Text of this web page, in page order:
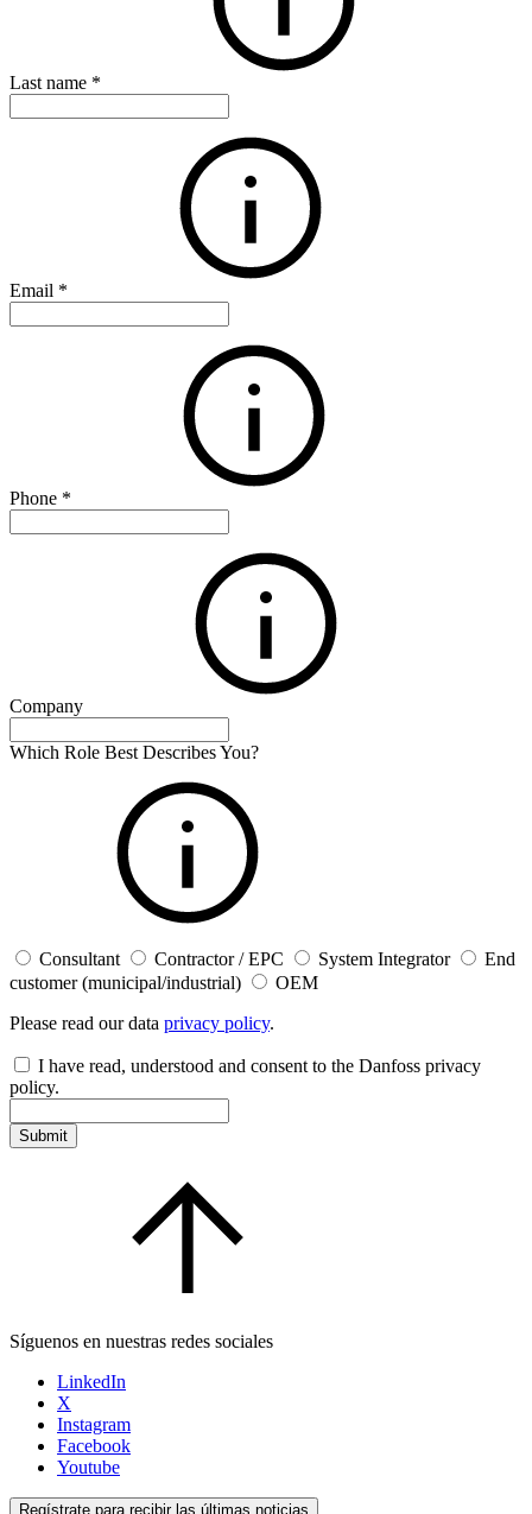
Last name *
Email *
Phone *
Company
Which Role Best Describes You?
Consultant Contractor / EPC System Integrator
End
customer (municipal/industrial)
OEM
Please read our data privacy policy.
I have read, understood and consent to the Danfoss privacy
policy.
Submit
Síguenos en nuestras redes sociales
LinkedIn
X
Instagram
Facebook
Youtube
Regístrate para recibir las últimas noticias